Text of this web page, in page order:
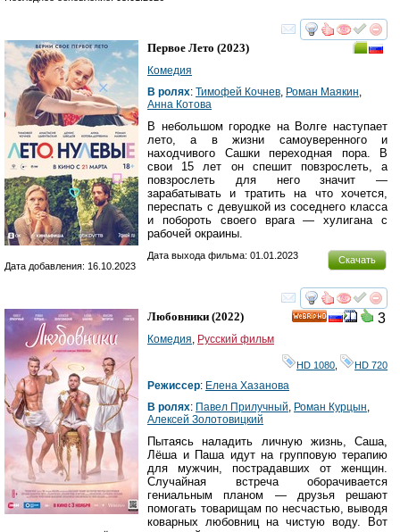
смотреть
Первое Лето (2023)
Комедия
В ролях: Тимофей Кочнев, Роман Маякин,
Анна Котова
В небольшом городке на Волге наступает
лето, а в жизни самоуверенного и
находчивого Сашки переходная пора. В
свои 15 лет он спешит повзрослеть, а
повзрослеть для него значит —
зарабатывать и тратить на что хочется,
переспать с девушкой из соседнего класса
и побороть своего врага — хулигана с
рабочей окраины.
Скачать
Дата выхода фильма: 01.01.2023
Дата добавления: 16.10.2023
смотреть
3
Любовники (2022)
Комедия, Русский фильм
HD 1080 HD 720
Режиссер: Елена Хазанова
В ролях: Павел Прилучный, Роман Курцын,
Алексей Золотовицкий
Пытаясь наладить личную жизнь, Саша,
Лёша и Паша идут на групповую терапию
для мужчин, пострадавших от женщин.
Случайная встреча оборачивается
гениальным планом — друзья решают
помогать товарищам по несчастью, выводя
коварных любовниц на чистую воду. Вот